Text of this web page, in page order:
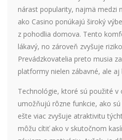
nárast popularity, najmä medzi
ako Casino ponúkajú široký
z pohodlia domova. Tento
lákavý, no zároveň zvyšuje
Prevádzkovatelia preto musia
platformy nielen zábavné, ale aj
Technológie, ktoré sú použité v
umožňujú rôzne funkcie, ako
ešte viac zvyšuje atraktivitu
môžu cítiť ako v skutočnom